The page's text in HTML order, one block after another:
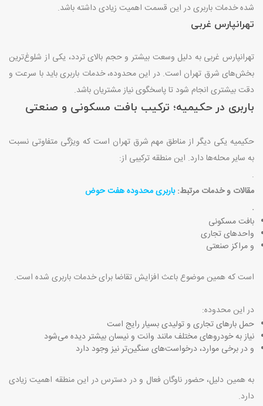
شده خدمات باربری در این قسمت اهمیت زیادی داشته باشد.
تهرانپارس غربی
تهرانپارس غربی به دلیل وسعت بیشتر و حجم بالای تردد، یکی از شلوغ‌ترین
بخش‌های شرق تهران است. در این محدوده، خدمات باربری باید با سرعت و
دقت بیشتری انجام شود تا پاسخگوی نیاز مشتریان باشد.
باربری در حکیمیه؛ ترکیب بافت مسکونی و صنعتی
حکیمیه یکی دیگر از مناطق مهم شرق تهران است که ویژگی متفاوتی نسبت
به سایر محله‌ها دارد. این منطقه ترکیبی از:
.
مقالات و خدمات مرتبط:باربری محدوده هفت حوض
.
بافت مسکونی
واحدهای تجاری
و مراکز صنعتی
است که همین موضوع باعث افزایش تقاضا برای خدمات باربری شده است.
در این محدوده:
حمل بارهای تجاری و تولیدی بسیار رایج است
نیاز به خودروهای مختلف مانند وانت و نیسان بیشتر دیده می‌شود
و در برخی موارد، درخواست‌های سنگین‌تر نیز وجود دارد
به همین دلیل، حضور ناوگان فعال و در دسترس در این منطقه اهمیت زیادی
دارد.